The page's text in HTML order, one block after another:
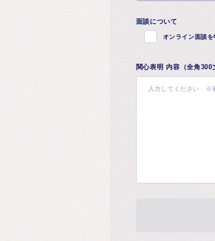
面談について
オンライン面談を
関心表明 内容（全角300